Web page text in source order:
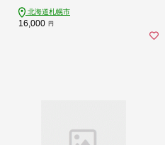
北海道札幌市
16,000 円